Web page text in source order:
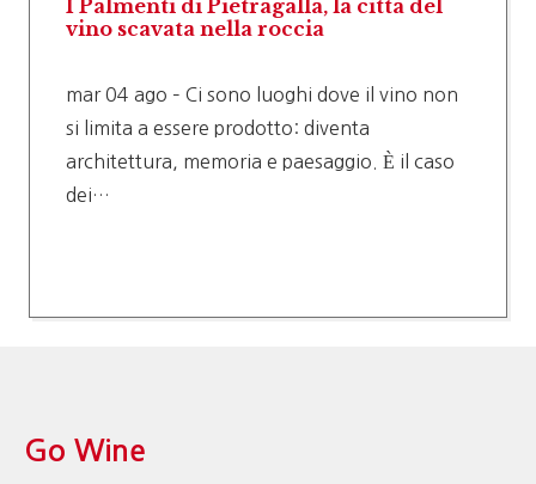
I Palmenti di Pietragalla, la città del
vino scavata nella roccia
mar 04 ago – Ci sono luoghi dove il vino non
si limita a essere prodotto: diventa
architettura, memoria e paesaggio. È il caso
dei…
Go Wine